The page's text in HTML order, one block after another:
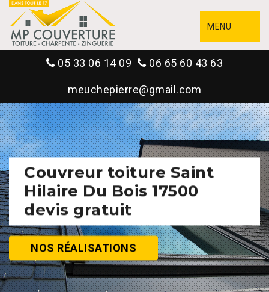
MENU
05 33 06 14 09 06 65 60 43 63
meuchepierre@gmail.com
Couvreur toiture Saint
Hilaire Du Bois 17500
devis gratuit
NOS RÉALISATIONS